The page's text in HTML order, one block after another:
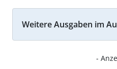
Weitere Ausgaben im
-